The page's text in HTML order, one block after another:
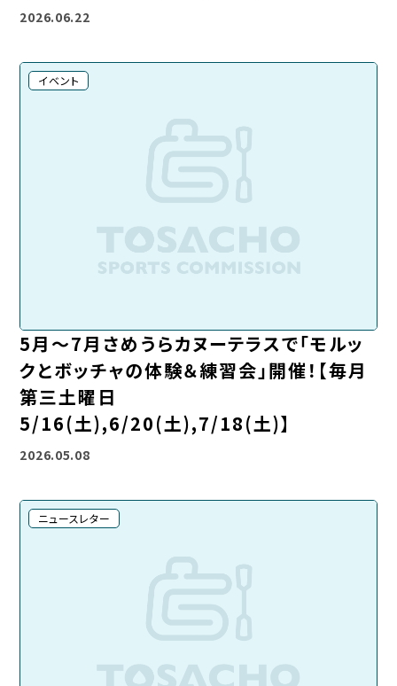
2026.06.22
イベント
5月～7月さめうらカヌーテラスで「モルッ
クとボッチャの体験＆練習会」開催！【毎月
第三土曜日
5/16(土),6/20(土),7/18(土)】
2026.05.08
ニュースレター